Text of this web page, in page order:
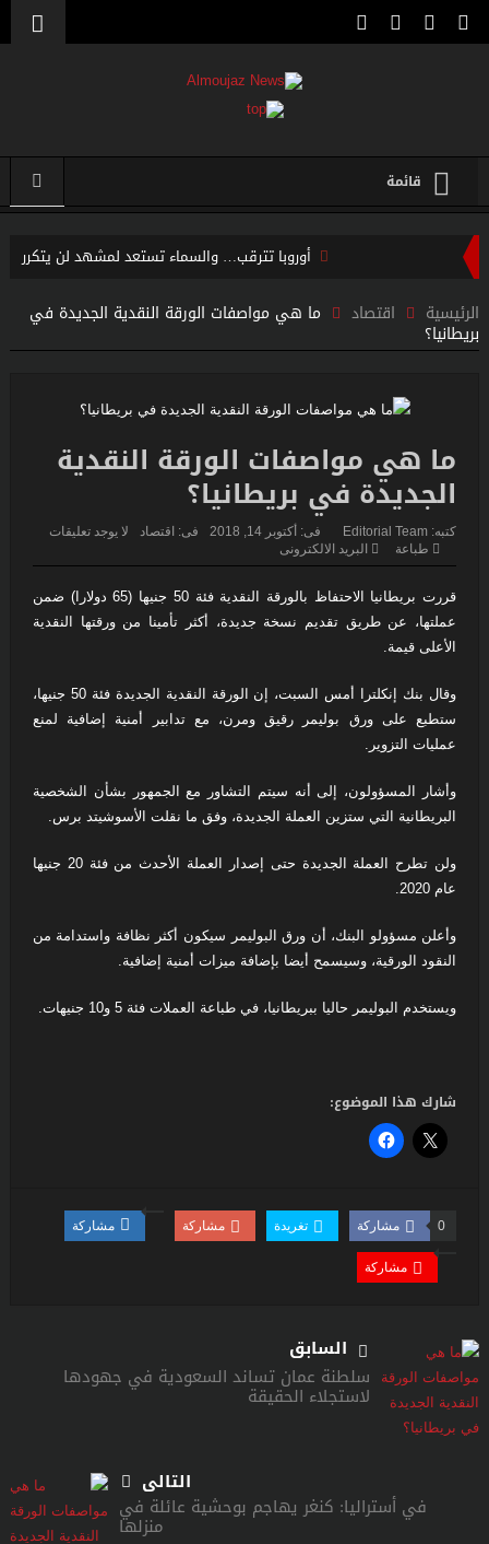
قائمة
أوروبا تترقب… والسماء تستعد لمشهد لن يتكرر
تحقق في صلة محتملة بإيران
اعتقال مسلح قرب ملعب ترامب للغولف في كاليفورنيا قبل زيارته
الرئاسية..
لحظة لا تتكرر إلا مرة واحدة في العمر… فوق مياه المحيط الهادئ
“فيفا” يتراجع تحت ضغط العالم… وإنفانتينو يواجه إحدى أكبر
هزائمه السياسية
فرنسا تخرج ببطء من قلب الجحيم… لكن الخطر لا يزال مشتعلاً
استخباراتية تعيد رسم موازين القوة في آسيا
مئات الآلاف في كيوشو
الانتصار في سباق المجر
الرئيسية اقتصاد ما هي مواصفات الورقة النقدية الجديدة في
بريطانيا؟
ما هي مواصفات الورقة النقدية
الجديدة في بريطانيا؟
كتبه: Editorial Team فى: أكتوبر 14, 2018 فى: اقتصاد
لا يوجد تعليقات
طباعة
البريد الالكترونى
قررت بريطانيا الاحتفاظ بالورقة النقدية فئة 50 جنيها (65 دولارا) ضمن
عملتها، عن طريق تقديم نسخة جديدة، أكثر تأمينا من ورقتها النقدية
الأعلى قيمة.
وقال بنك إنكلترا أمس السبت، إن الورقة النقدية الجديدة فئة 50 جنيها،
ستطبع على ورق بوليمر رقيق ومرن، مع تدابير أمنية إضافية لمنع
عمليات التزوير.
وأشار المسؤولون، إلى أنه سيتم التشاور مع الجمهور بشأن الشخصية
البريطانية التي ستزين العملة الجديدة، وفق ما نقلت الأسوشيتد برس.
ولن تطرح العملة الجديدة حتى إصدار العملة الأحدث من فئة 20 جنيها
عام 2020.
وأعلن مسؤولو البنك، أن ورق البوليمر سيكون أكثر نظافة واستدامة من
النقود الورقية، وسيسمح أيضا بإضافة ميزات أمنية إضافية.
ويستخدم البوليمر حاليا ببريطانيا، في طباعة العملات فئة 5 و10 جنيهات.
شارك هذا الموضوع:
مشاركة 0 تغريدة مشاركة مشاركة
مشاركة
السابق
سلطنة عمان تساند السعودية في جهودها
لاستجلاء الحقيقة
التالى
في أستراليا: كنغر يهاجم بوحشية عائلة في
منزلها